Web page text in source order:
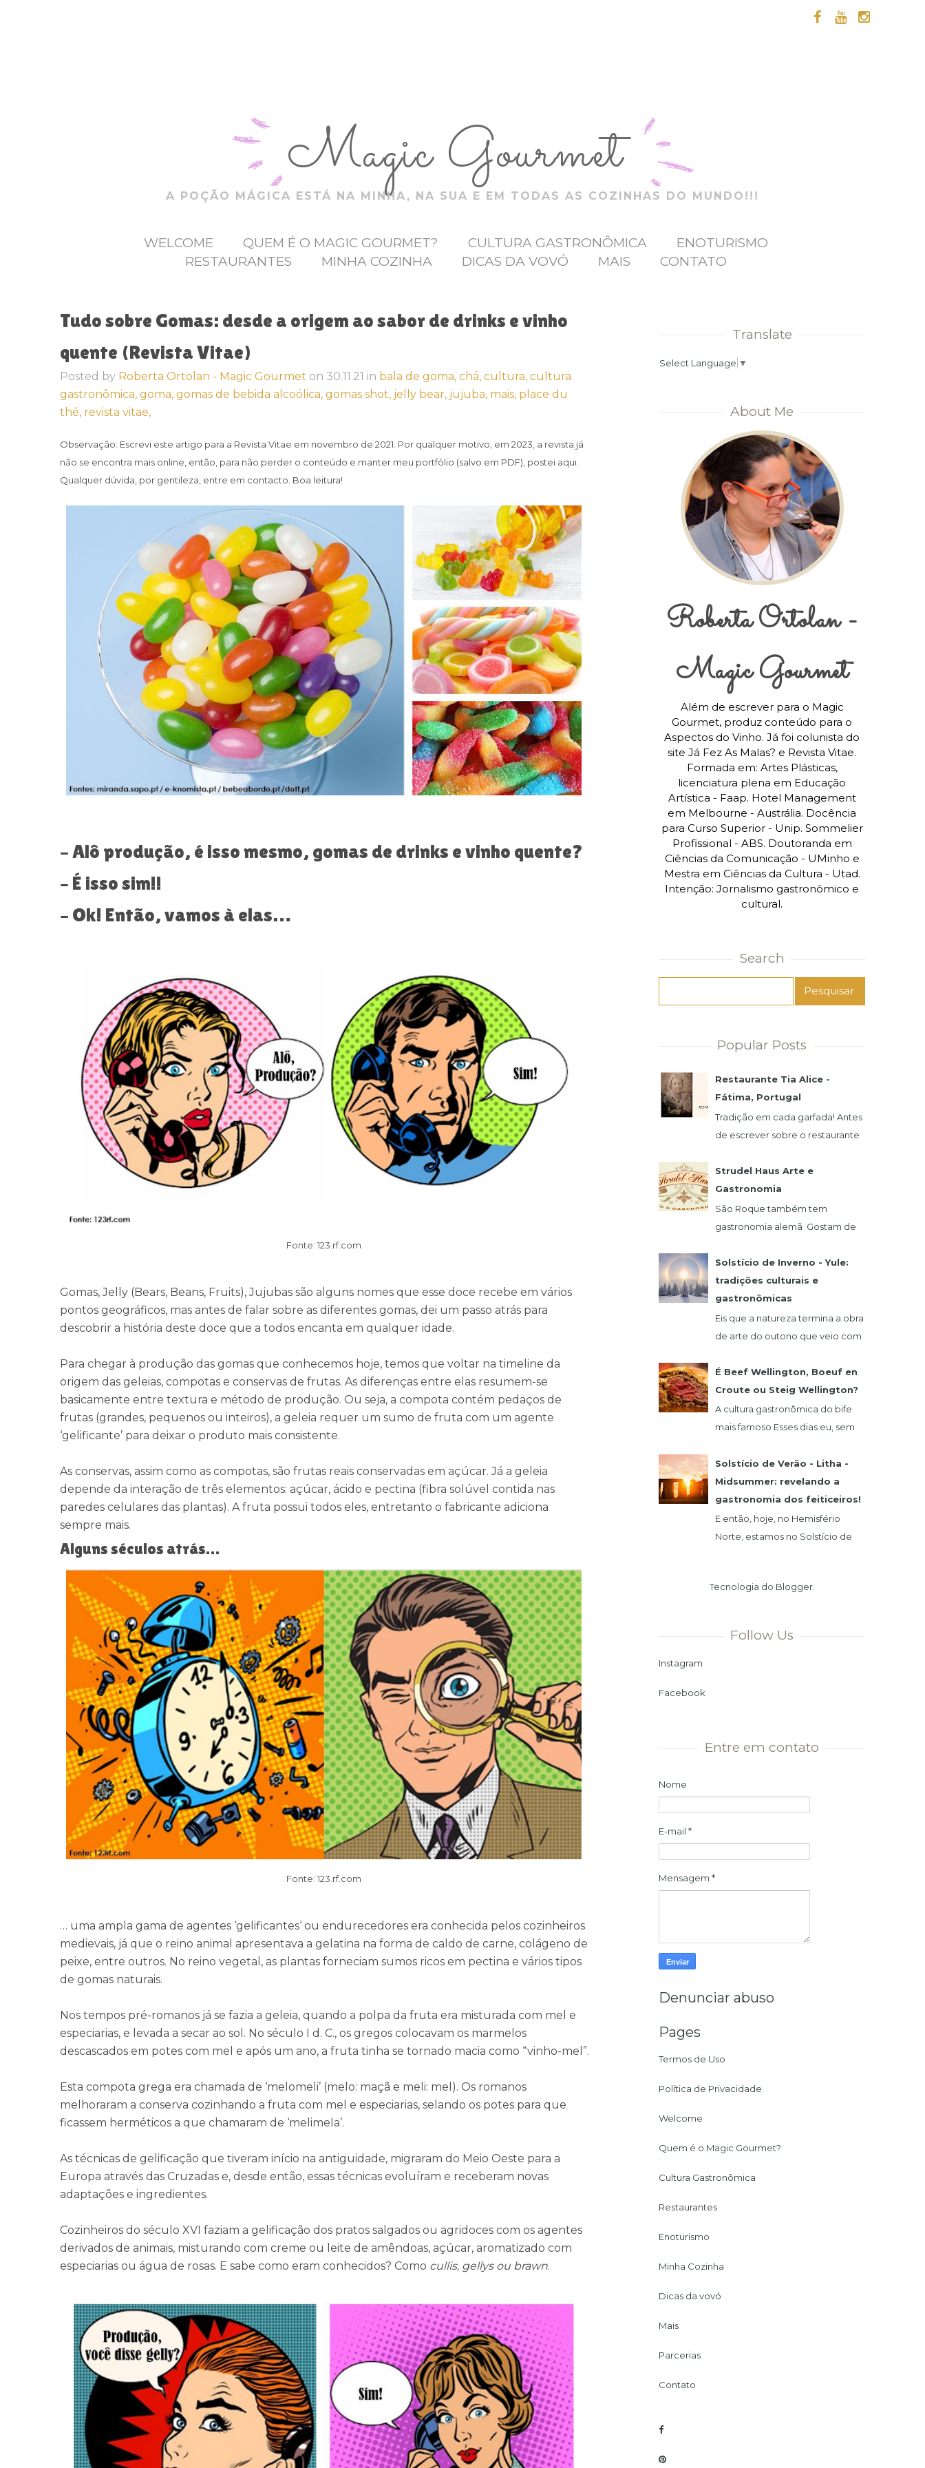
Magic Gourmet
A POÇÃO MÁGICA ESTÁ NA MINHA, NA SUA E EM TODAS AS COZINHAS DO MUNDO!!!
WELCOME QUEM É O MAGIC GOURMET? CULTURA GASTRONÔMICA
ENOTURISMO
RESTAURANTES
MINHA COZINHA DICAS DA VOVÓ MAIS CONTATO
Tudo sobre Gomas: desde a origem ao sabor de drinks e vinho
quente (Revista Vitae)
Posted by Roberta Ortolan - Magic Gourmet on 30.11.21 in bala de goma, chá, cultura, cultura
gastronômica, goma, gomas de bebida alcoólica, gomas shot, jelly bear, jujuba, mais, place du
thé, revista vitae,
Observação: Escrevi este artigo para a Revista Vitae em novembro de 2021. Por qualquer motivo, em 2023, a revista já
não se encontra mais online, então, para não perder o conteúdo e manter meu portfólio (salvo em PDF), postei aqui.
Qualquer dúvida, por gentileza, entre em contacto. Boa leitura!
– Alô produção, é isso mesmo, gomas de drinks e vinho quente?
– É isso sim!!
– Ok! Então, vamos à elas…
Fonte: 123.rf.com
Gomas, Jelly (Bears, Beans, Fruits), Jujubas são alguns nomes que esse doce recebe em vários
pontos geográficos, mas antes de falar sobre as diferentes gomas, dei um passo atrás para
descobrir a história deste doce que a todos encanta em qualquer idade.
Para chegar à produção das gomas que conhecemos hoje, temos que voltar na timeline da
origem das geleias, compotas e conservas de frutas. As diferenças entre elas resumem-se
basicamente entre textura e método de produção. Ou seja, a compota contém pedaços de
frutas (grandes, pequenos ou inteiros), a geleia requer um sumo de fruta com um agente
‘gelificante’ para deixar o produto mais consistente.
As conservas, assim como as compotas, são frutas reais conservadas em açúcar. Já a geleia
depende da interação de três elementos: açúcar, ácido e pectina (fibra solúvel contida nas
paredes celulares das plantas). A fruta possui todos eles, entretanto o fabricante adiciona
sempre mais.
Alguns séculos atrás…
Fonte: 123.rf.com
… uma ampla gama de agentes ‘gelificantes‘ ou endurecedores era conhecida pelos cozinheiros
medievais, já que o reino animal apresentava a gelatina na forma de caldo de carne, colágeno de
peixe, entre outros. No reino vegetal, as plantas forneciam sumos ricos em pectina e vários tipos
de gomas naturais.
Nos tempos pré-romanos já se fazia a geleia, quando a polpa da fruta era misturada com mel e
especiarias, e levada a secar ao sol. No século I d. C., os gregos colocavam os marmelos
descascados em potes com mel e após um ano, a fruta tinha se tornado macia como “vinho-mel”.
Esta compota grega era chamada de ‘melomeli’ (melo: maçã e meli: mel). Os romanos
melhoraram a conserva cozinhando a fruta com mel e especiarias, selando os potes para que
ficassem herméticos a que chamaram de ‘melimela’.
As técnicas de gelificação que tiveram início na antiguidade, migraram do Meio Oeste para a
Europa através das Cruzadas e, desde então, essas técnicas evoluíram e receberam novas
adaptações e ingredientes.
Cozinheiros do século XVI faziam a gelificação dos pratos salgados ou agridoces com os agentes
derivados de animais, misturando com creme ou leite de amêndoas, açúcar, aromatizado com
especiarias ou água de rosas. E sabe como eram conhecidos? Como cullis, gellys ou brawn.
Translate
Select Language ▼
About Me
Roberta Ortolan -
Magic Gourmet
Além de escrever para o Magic
Gourmet, produz conteúdo para o
Aspectos do Vinho. Já foi colunista do
site Já Fez As Malas? e Revista Vitae.
Formada em: Artes Plásticas,
licenciatura plena em Educação
Artística - Faap. Hotel Management
em Melbourne - Austrália. Docência
para Curso Superior - Unip. Sommelier
Profissional - ABS. Doutoranda em
Ciências da Comunicação - UMinho e
Mestra em Ciências da Cultura - Utad.
Intenção: Jornalismo gastronômico e
cultural.
Search
Popular Posts
Restaurante Tia Alice -
Fátima, Portugal
Tradição em cada garfada! Antes
de escrever sobre o restaurante
agradecer imensamente pela
atenção de seu filho,...
Strudel Haus Arte e
Gastronomia
São Roque também tem
gastronomia alemã Gostam de
de um restaurante que fica na
região de São Roque, o qua...
Solstício de Inverno - Yule:
tradições culturais e
gastronômicas
Eis que a natureza termina a obra
de arte do outono que veio com
vermelho, laranja e amarelo. 21
de dezembro abre as...
É Beef Wellington, Boeuf en
Croute ou Steig Wellington?
A cultura gastronômica do bife
mais famoso Esses dias eu, sem
francês Claude Troisgros no qual
ele ensinava um a...
Solstício de Verão - Litha -
Midsummer: revelando a
gastronomia dos feiticeiros!
E então, hoje, no Hemisfério
Norte, estamos no Solstício de
do ano. Momento ...
Tecnologia do Blogger.
Follow Us
Instagram
Facebook
Entre em contato
Nome
E-mail *
Mensagem *
Denunciar abuso
Pages
Termos de Uso
Política de Privacidade
Welcome
Quem é o Magic Gourmet?
Cultura Gastronômica
Restaurantes
Enoturismo
Minha Cozinha
Dicas da vovó
Mais
Parcerias
Contato